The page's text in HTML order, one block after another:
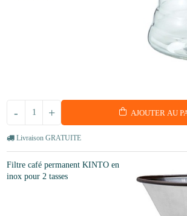
+
- AJOUTER AU
Livraison GRATUITE
Filtre café permanent KINTO en
inox pour 2 tasses